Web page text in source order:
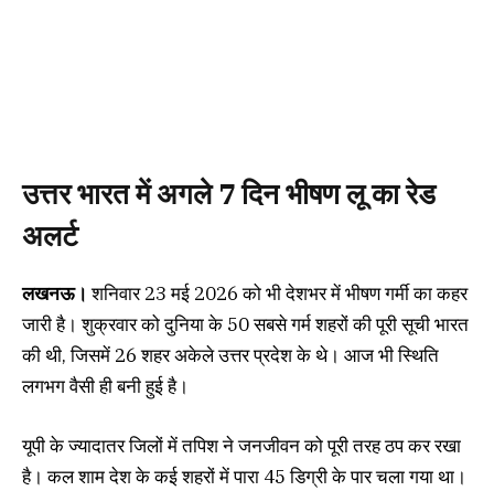
उत्तर भारत में अगले 7 दिन भीषण लू का रेड
अलर्ट
लखनऊ। शनिवार 23 मई 2026 को भी देशभर में भीषण गर्मी का कहर
जारी है। शुक्रवार को दुनिया के 50 सबसे गर्म शहरों की पूरी सूची भारत
की थी, जिसमें 26 शहर अकेले उत्तर प्रदेश के थे। आज भी स्थिति
लगभग वैसी ही बनी हुई है।
यूपी के ज्यादातर जिलों में तपिश ने जनजीवन को पूरी तरह ठप कर रखा
है। कल शाम देश के कई शहरों में पारा 45 डिग्री के पार चला गया था।